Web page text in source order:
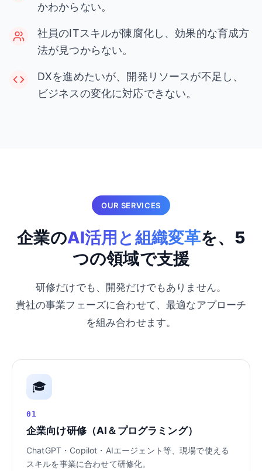
かわからない。
社員のITスキルが陳腐化し、効果的な育成方
法が見つからない。
DXを進めたいが、開発リソースが不足し、
ビジネスの変化に対応できない。
OUR SERVICES
企業のAI活用と組織変革を、5
つの領域で支援
研修だけでも、開発だけでもありません。
貴社の事業フェーズに合わせて、最適なアプローチ
を組み合わせます。
🎓
01
企業向け研修（AI＆プログラミング）
ChatGPT・Copilot・AIエージェント等、現場で使える
スキルを事業に合わせて研修化。